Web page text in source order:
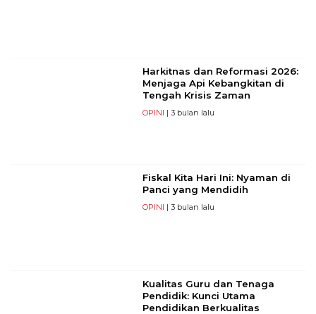
Harkitnas dan Reformasi 2026:
Menjaga Api Kebangkitan di
Tengah Krisis Zaman
OPINI | 3 bulan lalu
Fiskal Kita Hari Ini: Nyaman di
Panci yang Mendidih
OPINI | 3 bulan lalu
Kualitas Guru dan Tenaga
Pendidik: Kunci Utama
Pendidikan Berkualitas